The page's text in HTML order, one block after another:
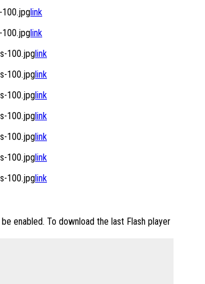
link
link
100.jpglink
100.jpglink
100.jpglink
100.jpglink
100.jpglink
100.jpglink
100.jpglink
enabled. To download the last Flash player